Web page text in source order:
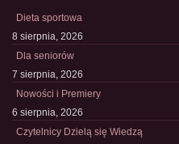
Dieta sportowa
8 sierpnia, 2026
Dla seniorów
7 sierpnia, 2026
Nowości i Premiery
6 sierpnia, 2026
Czytelnicy Dzielą się Wiedzą